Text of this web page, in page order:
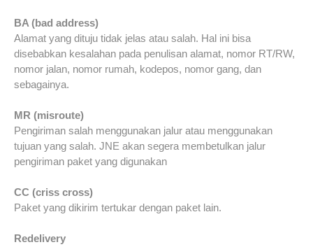
BA (bad address)
Alamat yang dituju tidak jelas atau salah. Hal ini bisa
disebabkan kesalahan pada penulisan alamat, nomor RT/RW,
nomor jalan, nomor rumah, kodepos, nomor gang, dan
sebagainya.
MR (misroute)
Pengiriman salah menggunakan jalur atau menggunakan
tujuan yang salah. JNE akan segera membetulkan jalur
pengiriman paket yang digunakan
CC (criss cross)
Paket yang dikirim tertukar dengan paket lain.
Redelivery